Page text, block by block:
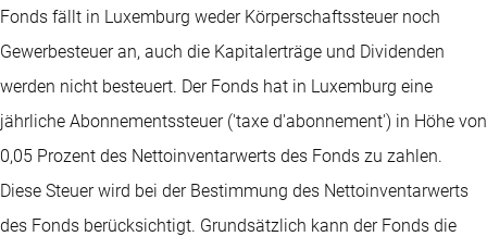
Fonds fällt in Luxemburg weder Körperschaftssteuer noch
Gewerbesteuer an, auch die Kapitalerträge und Dividenden
werden nicht besteuert. Der Fonds hat in Luxemburg eine
jährliche Abonnementssteuer ('taxe d'abonnement') in Höhe von
0,05 Prozent des Nettoinventarwerts des Fonds zu zahlen.
Diese Steuer wird bei der Bestimmung des Nettoinventarwerts
des Fonds berücksichtigt. Grundsätzlich kann der Fonds die